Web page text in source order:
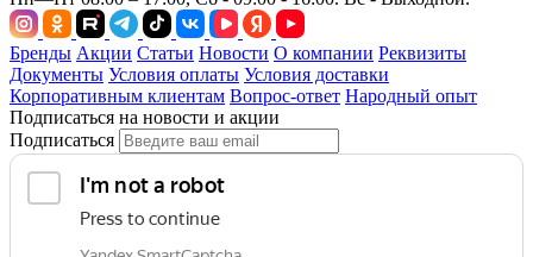
Бренды Акции Статьи Новости О компании Реквизиты
Документы Условия оплаты Условия доставки
Корпоративным клиентам Вопрос-ответ Народный опыт
Подписаться на новости и акции
Подписаться